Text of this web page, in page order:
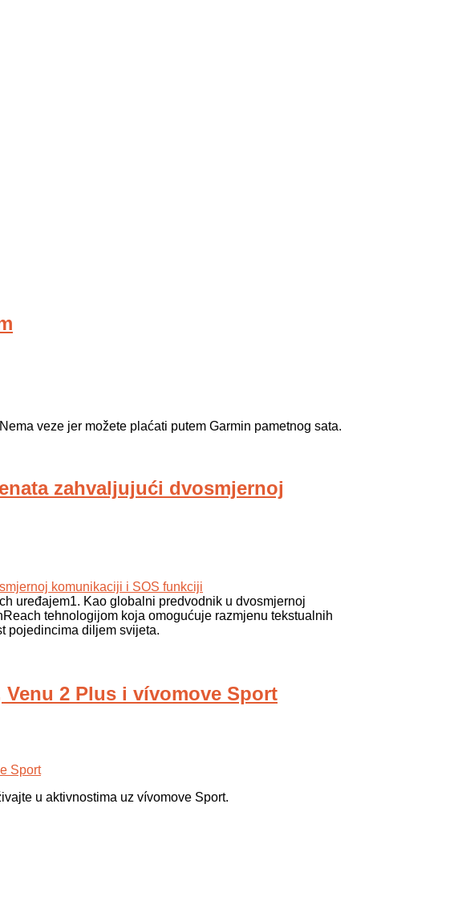
veze jer možete plaćati putem Garmin pametnog sata.
zahvaljujući dvosmjernoj
uređajem1. Kao globalni predvodnik u dvosmjernoj
tehnologijom koja omogućuje razmjenu tekstualnih
pojedincima diljem svijeta.
2 Plus i vívomove Sport
u aktivnostima uz vívomove Sport.